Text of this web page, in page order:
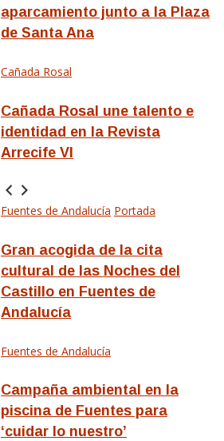
aparcamiento junto a la Plaza
de Santa Ana
Cañada Rosal
Cañada Rosal une talento e
identidad en la Revista
Arrecife VI
Fuentes de Andalucía Portada
Gran acogida de la cita
cultural de las Noches del
Castillo en Fuentes de
Andalucía
Fuentes de Andalucía
Campaña ambiental en la
piscina de Fuentes para
‘cuidar lo nuestro’